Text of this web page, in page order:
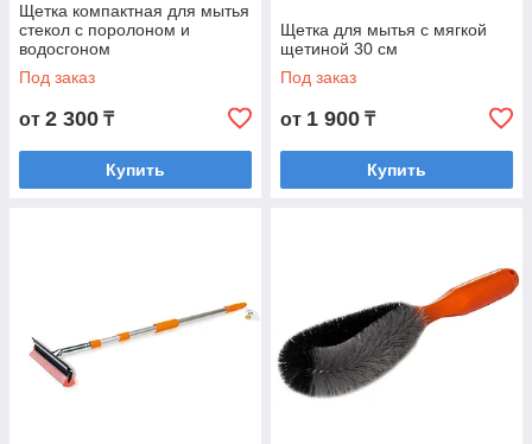
Щетка компактная для мытья
стекол с поролоном и
водосгоном
Под заказ
от 2 300 ₸
Купить
Щетка для мытья с мягкой
щетиной 30 см
Под заказ
от 1 900 ₸
Купить